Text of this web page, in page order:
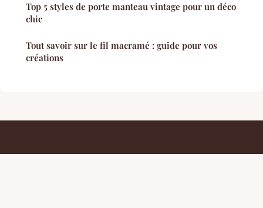
Top 5 styles de porte manteau vintage pour un déco
chic
Tout savoir sur le fil macramé : guide pour vos
créations
Conseils De Design